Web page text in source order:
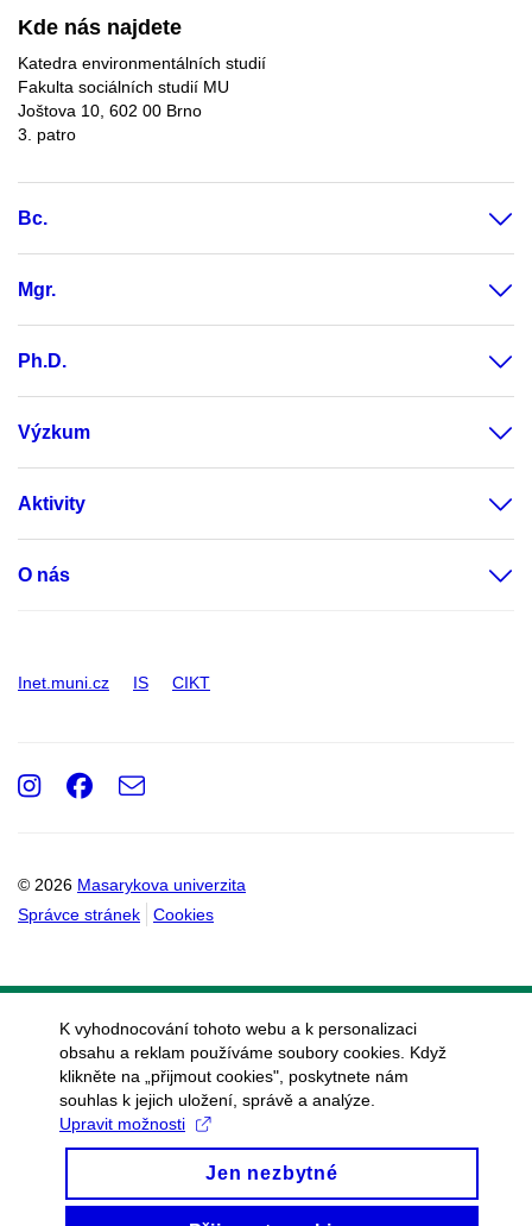
Kde nás najdete
Katedra environmentálních studií
Fakulta sociálních studií MU
Joštova 10, 602 00 Brno
3. patro
Bc.
Mgr.
Ph.D.
Výzkum
Aktivity
O nás
Inet.muni.cz IS CIKT
© 2026 Masarykova univerzita
Správce stránek
Cookies
Instagram
Facebook
e-
K vyhodnocování tohoto webu a k personalizaci
obsahu a reklam používáme soubory cookies. Když
klikněte na „přijmout cookies", poskytnete nám
souhlas k jejich uložení, správě a analýze.
Upravit možnosti
Jen nezbytné